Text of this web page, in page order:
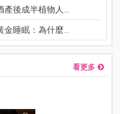
產後成半植物人...
金睡眠：為什麼...
看更多